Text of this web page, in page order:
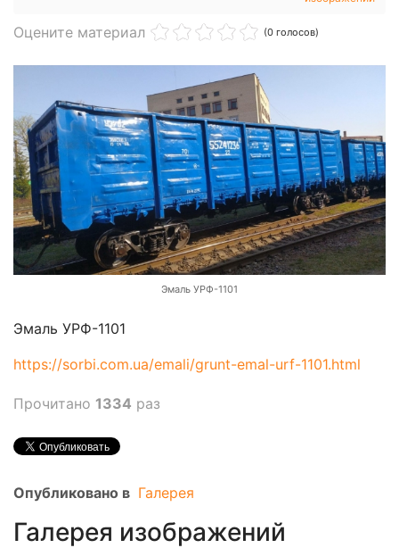
Оцените материал (0 голосов)
Эмаль УРФ-1101
Эмаль УРФ-1101
https://sorbi.com.ua/emali/grunt-emal-urf-1101.html
Прочитано 1334 раз
Опубликовано в Галерея
Галерея изображений